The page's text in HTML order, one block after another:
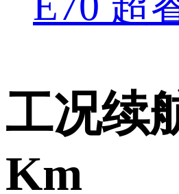
工况续
Km